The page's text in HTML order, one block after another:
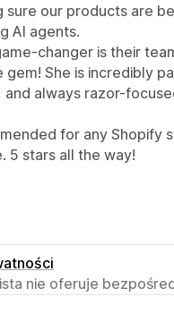
sure our products are
AI agents.
changer is their
gem! She is incredibly
and always razor-
for any Shopify
5 stars all the way!
nie oferuje